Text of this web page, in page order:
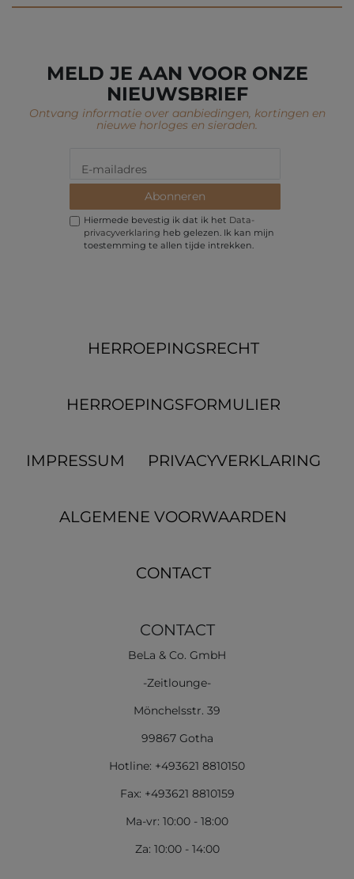
MELD JE AAN VOOR ONZE
NIEUWSBRIEF
Ontvang informatie over aanbiedingen, kortingen en
nieuwe horloges en sieraden.
Abonneren
Hiermede bevestig ik dat ik het Data­
privacy­verklaring heb gelezen. Ik kan mijn
toestemming te allen tijde intrekken.
HERROEPINGS­RECHT
HERROEPINGS­FORMULIER
IMPRESSUM PRIVACYVERKLARING
ALGEMENE VOORWAARDEN
CONTACT
CONTACT
BeLa & Co. GmbH
-Zeitlounge-
Mönchelsstr. 39
99867 Gotha
Hotline: +493621 8810150
Fax: +493621 8810159
Ma-vr: 10:00 - 18:00
Za: 10:00 - 14:00